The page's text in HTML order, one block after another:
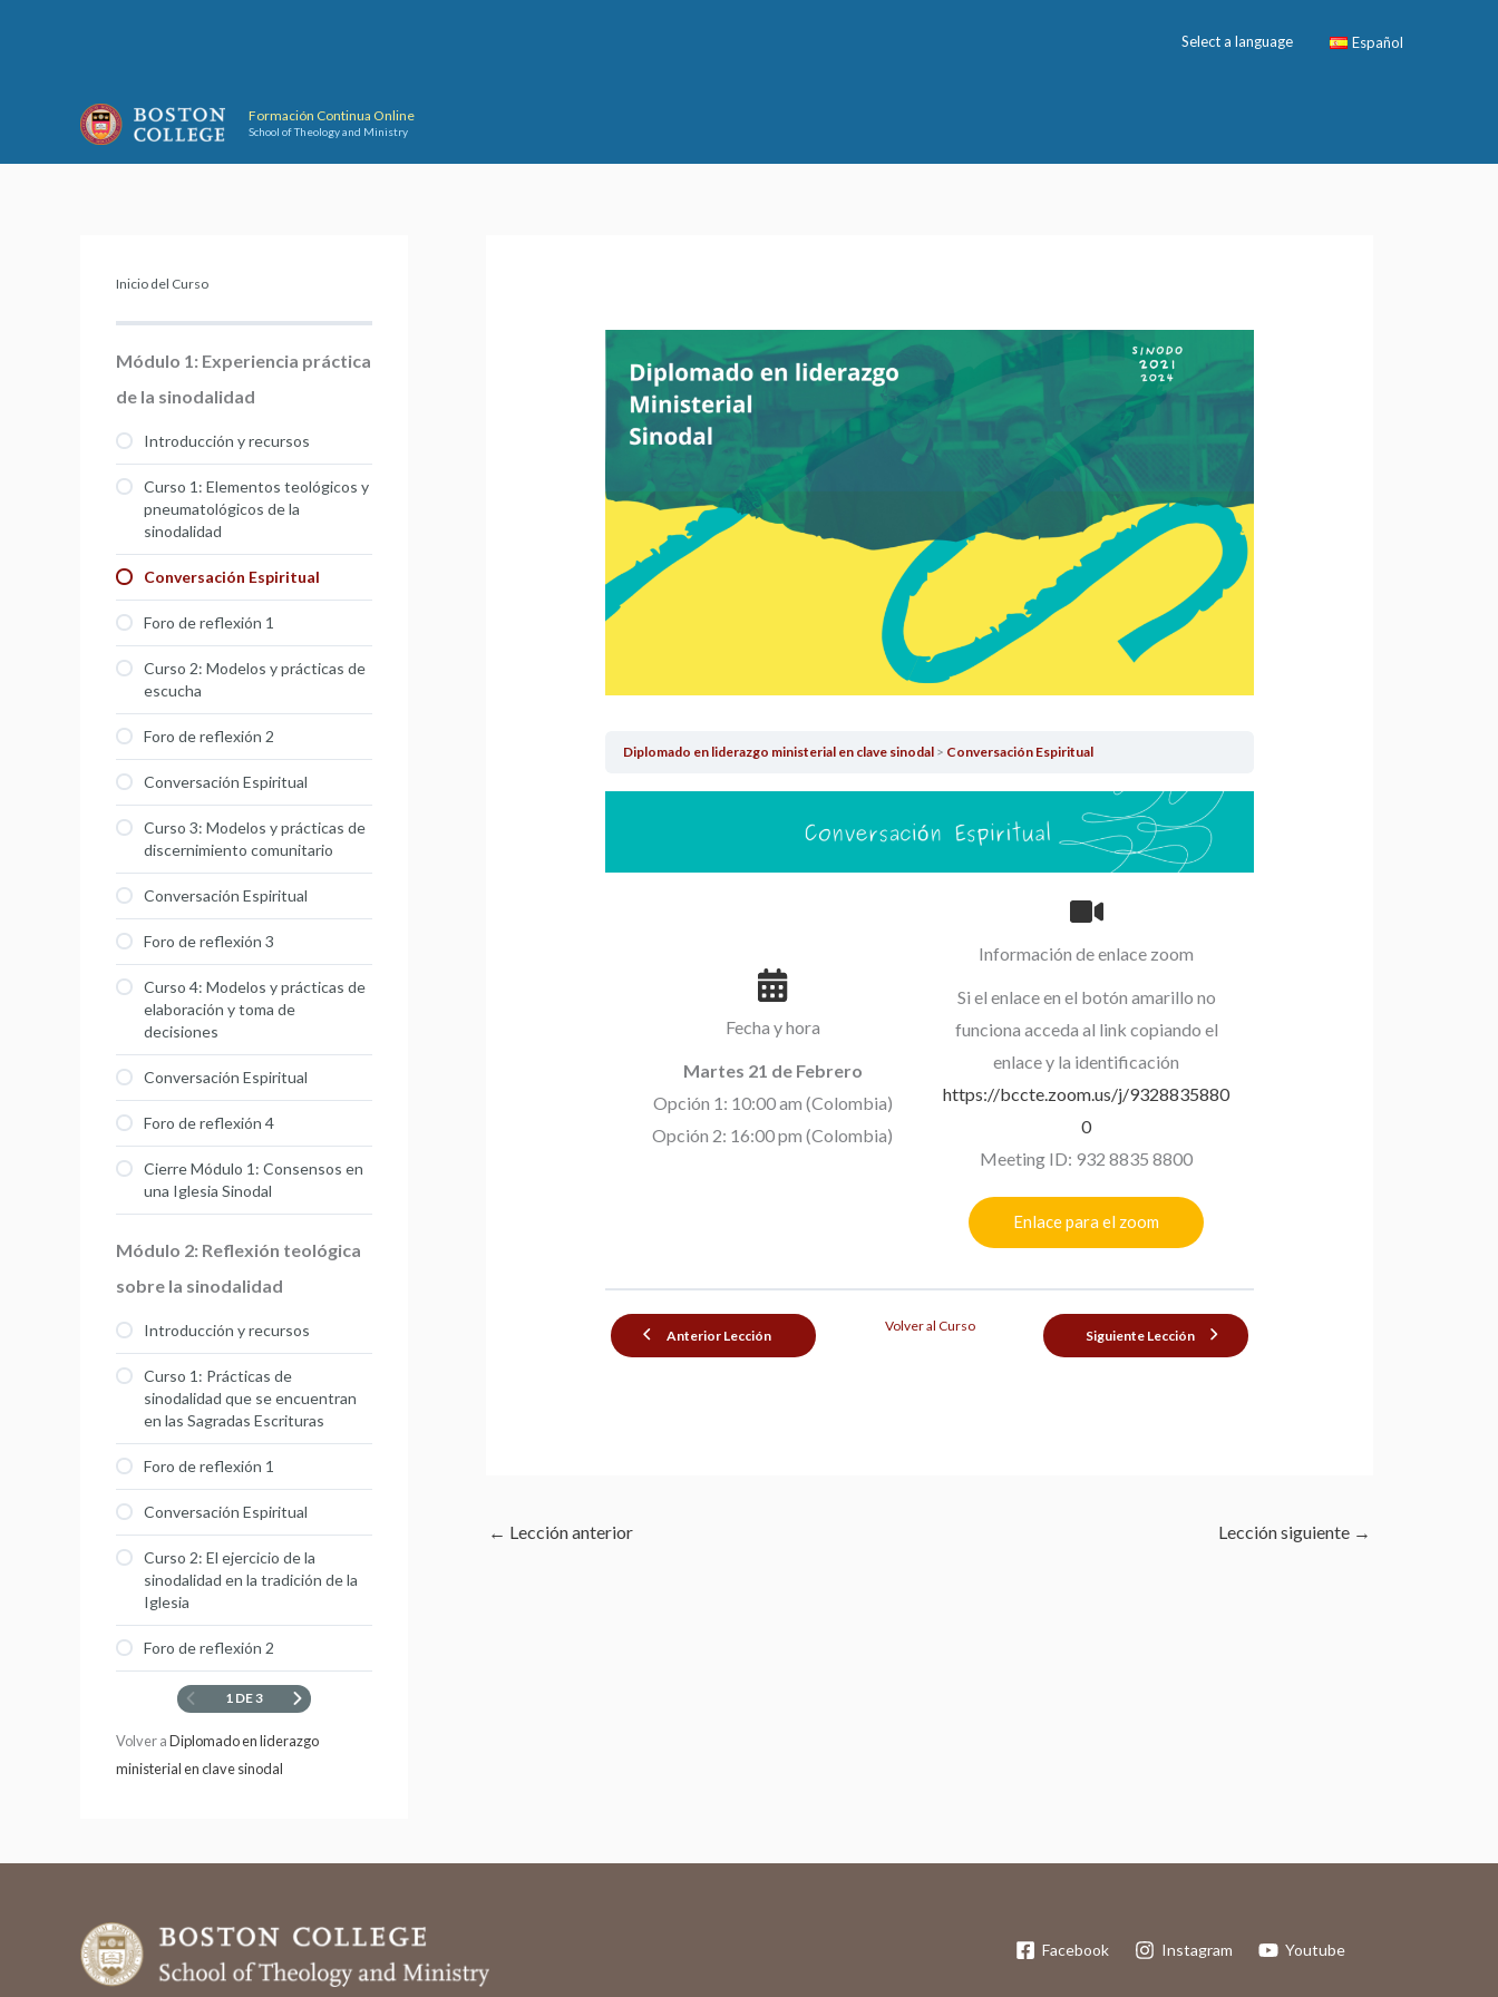
Select a language Español
Formación Continua Online
School of Theology and Ministry
Inicio del Curso
Módulo 1: Experiencia práctica
de la sinodalidad
Introducción y recursos
Curso 1: Elementos teológicos y
pneumatológicos de la
sinodalidad
Conversación Espiritual
Foro de reflexión 1
Curso 2: Modelos y prácticas de
escucha
Foro de reflexión 2
Conversación Espiritual
Curso 3: Modelos y prácticas de
discernimiento comunitario
Conversación Espiritual
Foro de reflexión 3
Curso 4: Modelos y prácticas de
elaboración y toma de
decisiones
Conversación Espiritual
Foro de reflexión 4
Cierre Módulo 1: Consensos en
una Iglesia Sinodal
Módulo 2: Reflexión teológica
sobre la sinodalidad
Introducción y recursos
Curso 1: Prácticas de
sinodalidad que se encuentran
en las Sagradas Escrituras
Foro de reflexión 1
Conversación Espiritual
Curso 2: El ejercicio de la
sinodalidad en la tradición de la
Iglesia
Foro de reflexión 2
1 DE 3
Volver aDiplomado en liderazgo
ministerial en clave sinodal
Diplomado en liderazgo ministerial en clave sinodal Conversación Espiritual
Fecha y hora
Martes 21 de Febrero
Opción 1: 10:00 am (Colombia)
Opción 2: 16:00 pm (Colombia)
Información de enlace zoom
Si el enlace en el botón amarillo no
funciona acceda al link copiando el
enlace y la identificación
https://bccte.zoom.us/j/9328835880
0
Meeting ID: 932 8835 8800
Enlace para el zoom
Anterior Lección
Volver al Curso
Siguiente Lección
← Lección anterior Lección siguiente →
Facebook Instagram Youtube